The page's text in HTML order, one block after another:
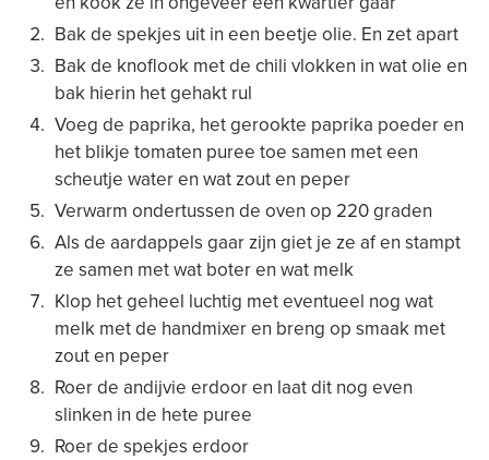
Bak de spekjes uit in een beetje olie. En zet apart
Bak de knoflook met de chili vlokken in wat olie en
bak hierin het gehakt rul
Voeg de paprika, het gerookte paprika poeder en
het blikje tomaten puree toe samen met een
scheutje water en wat zout en peper
Verwarm ondertussen de oven op 220 graden
Als de aardappels gaar zijn giet je ze af en stampt
ze samen met wat boter en wat melk
Klop het geheel luchtig met eventueel nog wat
melk met de handmixer en breng op smaak met
zout en peper
Roer de andijvie erdoor en laat dit nog even
slinken in de hete puree
Roer de spekjes erdoor